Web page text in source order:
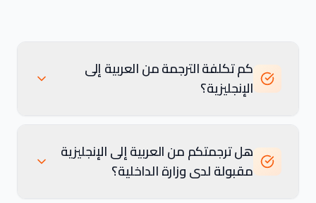
كم تكلفة الترجمة من العربية إلى
الإنجليزية؟
هل ترجمتكم من العربية إلى الإنجليزية
مقبولة لدى وزارة الداخلية؟